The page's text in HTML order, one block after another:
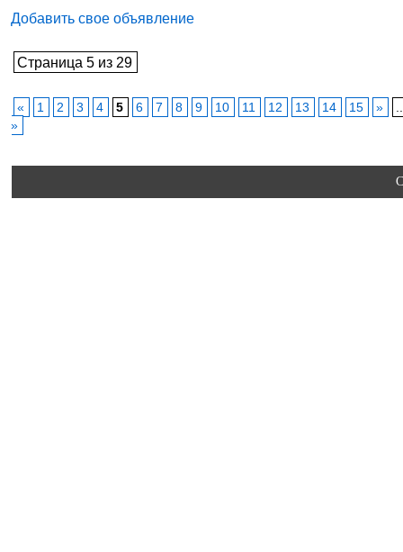
Добавить свое объявление
Страница 5 из 29
« 1 2 3 4 5 6 7 8 9 10 11 12 13 14 15 »
»